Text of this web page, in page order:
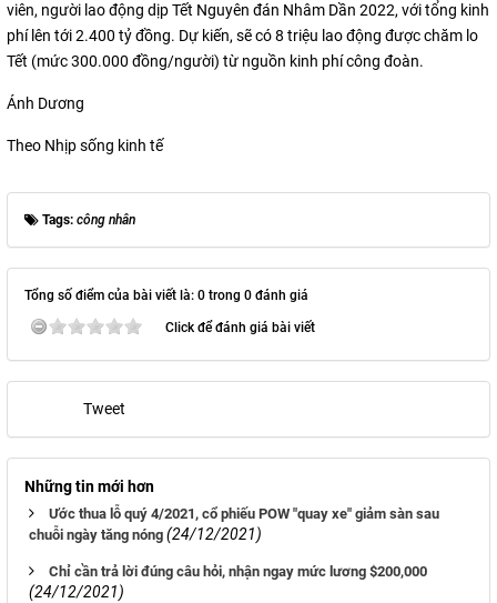
viên, người lao động dịp Tết Nguyên đán Nhâm Dần 2022, với tổng kinh
phí lên tới 2.400 tỷ đồng. Dự kiến, sẽ có 8 triệu lao động được chăm lo
Tết (mức 300.000 đồng/người) từ nguồn kinh phí công đoàn.
Ánh Dương
Theo Nhịp sống kinh tế
Tags: công nhân
Tổng số điểm của bài viết là: 0 trong 0 đánh giá
Click để đánh giá bài viết
Tweet
Những tin mới hơn
Ước thua lỗ quý 4/2021, cổ phiếu POW "quay xe" giảm sàn sau
chuỗi ngày tăng nóng (24/12/2021)
Chỉ cần trả lời đúng câu hỏi, nhận ngay mức lương $200,000
(24/12/2021)